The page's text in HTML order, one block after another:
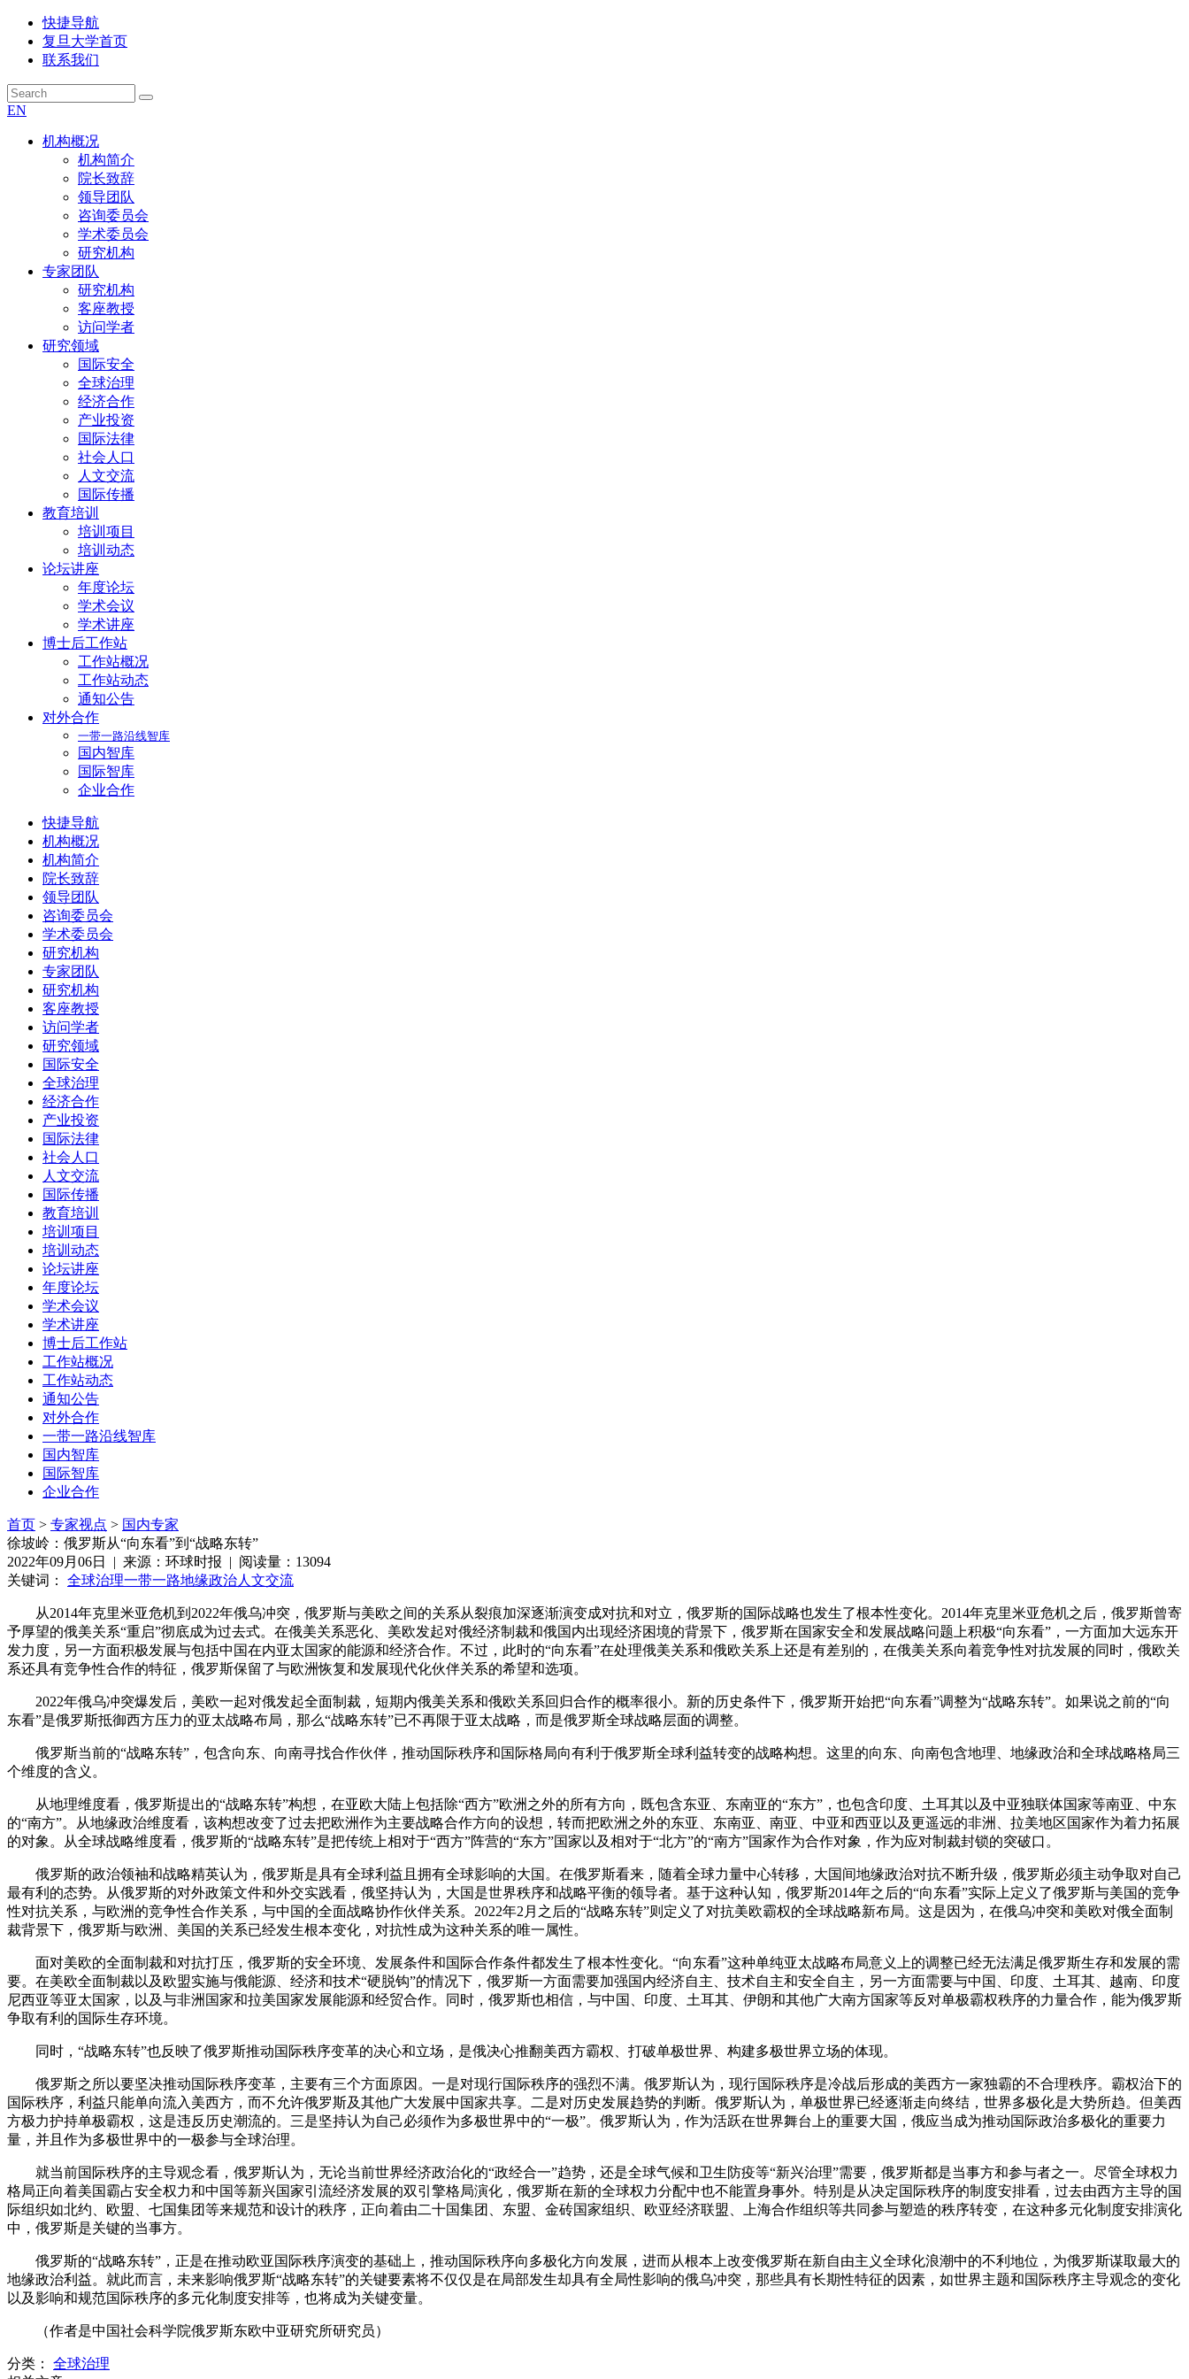
快捷导航
复旦大学首页
联系我们
EN
机构概况
机构简介
院长致辞
领导团队
咨询委员会
学术委员会
研究机构
专家团队
研究机构
客座教授
访问学者
研究领域
国际安全
全球治理
经济合作
产业投资
国际法律
社会人口
人文交流
国际传播
教育培训
培训项目
培训动态
论坛讲座
年度论坛
学术会议
学术讲座
博士后工作站
工作站概况
工作站动态
通知公告
对外合作
一带一路沿线智库
国内智库
国际智库
企业合作
快捷导航
机构概况
机构简介
院长致辞
领导团队
咨询委员会
学术委员会
研究机构
专家团队
研究机构
客座教授
访问学者
研究领域
国际安全
全球治理
经济合作
产业投资
国际法律
社会人口
人文交流
国际传播
教育培训
培训项目
培训动态
论坛讲座
年度论坛
学术会议
学术讲座
博士后工作站
工作站概况
工作站动态
通知公告
对外合作
一带一路沿线智库
国内智库
国际智库
企业合作
首页 > 专家视点 > 国内专家
徐坡岭：俄罗斯从“向东看”到“战略东转”
2022年09月06日 | 来源：环球时报 | 阅读量：13094
关键词： 全球治理一带一路地缘政治人文交流
从2014年克里米亚危机到2022年俄乌冲突，俄罗斯与美欧之间的关系从裂痕加深逐渐演变成对抗和对立，俄罗斯的国际战略也发生了根本性变化。2014年克里米亚危机之后，俄罗斯曾寄
予厚望的俄美关系“重启”彻底成为过去式。在俄美关系恶化、美欧发起对俄经济制裁和俄国内出现经济困境的背景下，俄罗斯在国家安全和发展战略问题上积极“向东看”，一方面加大远东开
发力度，另一方面积极发展与包括中国在内亚太国家的能源和经济合作。不过，此时的“向东看”在处理俄美关系和俄欧关系上还是有差别的，在俄美关系向着竞争性对抗发展的同时，俄欧关
系还具有竞争性合作的特征，俄罗斯保留了与欧洲恢复和发展现代化伙伴关系的希望和选项。
2022年俄乌冲突爆发后，美欧一起对俄发起全面制裁，短期内俄美关系和俄欧关系回归合作的概率很小。新的历史条件下，俄罗斯开始把“向东看”调整为“战略东转”。如果说之前的“向
东看”是俄罗斯抵御西方压力的亚太战略布局，那么“战略东转”已不再限于亚太战略，而是俄罗斯全球战略层面的调整。
俄罗斯当前的“战略东转”，包含向东、向南寻找合作伙伴，推动国际秩序和国际格局向有利于俄罗斯全球利益转变的战略构想。这里的向东、向南包含地理、地缘政治和全球战略格局三
个维度的含义。
从地理维度看，俄罗斯提出的“战略东转”构想，在亚欧大陆上包括除“西方”欧洲之外的所有方向，既包含东亚、东南亚的“东方”，也包含印度、土耳其以及中亚独联体国家等南亚、中东
的“南方”。从地缘政治维度看，该构想改变了过去把欧洲作为主要战略合作方向的设想，转而把欧洲之外的东亚、东南亚、南亚、中亚和西亚以及更遥远的非洲、拉美地区国家作为着力拓展
的对象。从全球战略维度看，俄罗斯的“战略东转”是把传统上相对于“西方”阵营的“东方”国家以及相对于“北方”的“南方”国家作为合作对象，作为应对制裁封锁的突破口。
俄罗斯的政治领袖和战略精英认为，俄罗斯是具有全球利益且拥有全球影响的大国。在俄罗斯看来，随着全球力量中心转移，大国间地缘政治对抗不断升级，俄罗斯必须主动争取对自己
最有利的态势。从俄罗斯的对外政策文件和外交实践看，俄坚持认为，大国是世界秩序和战略平衡的领导者。基于这种认知，俄罗斯2014年之后的“向东看”实际上定义了俄罗斯与美国的竞争
性对抗关系，与欧洲的竞争性合作关系，与中国的全面战略协作伙伴关系。2022年2月之后的“战略东转”则定义了对抗美欧霸权的全球战略新布局。这是因为，在俄乌冲突和美欧对俄全面制
裁背景下，俄罗斯与欧洲、美国的关系已经发生根本变化，对抗性成为这种关系的唯一属性。
面对美欧的全面制裁和对抗打压，俄罗斯的安全环境、发展条件和国际合作条件都发生了根本性变化。“向东看”这种单纯亚太战略布局意义上的调整已经无法满足俄罗斯生存和发展的需
要。在美欧全面制裁以及欧盟实施与俄能源、经济和技术“硬脱钩”的情况下，俄罗斯一方面需要加强国内经济自主、技术自主和安全自主，另一方面需要与中国、印度、土耳其、越南、印度
尼西亚等亚太国家，以及与非洲国家和拉美国家发展能源和经贸合作。同时，俄罗斯也相信，与中国、印度、土耳其、伊朗和其他广大南方国家等反对单极霸权秩序的力量合作，能为俄罗斯
争取有利的国际生存环境。
同时，“战略东转”也反映了俄罗斯推动国际秩序变革的决心和立场，是俄决心推翻美西方霸权、打破单极世界、构建多极世界立场的体现。
俄罗斯之所以要坚决推动国际秩序变革，主要有三个方面原因。一是对现行国际秩序的强烈不满。俄罗斯认为，现行国际秩序是冷战后形成的美西方一家独霸的不合理秩序。霸权治下的
国际秩序，利益只能单向流入美西方，而不允许俄罗斯及其他广大发展中国家共享。二是对历史发展趋势的判断。俄罗斯认为，单极世界已经逐渐走向终结，世界多极化是大势所趋。但美西
方极力护持单极霸权，这是违反历史潮流的。三是坚持认为自己必须作为多极世界中的“一极”。俄罗斯认为，作为活跃在世界舞台上的重要大国，俄应当成为推动国际政治多极化的重要力
量，并且作为多极世界中的一极参与全球治理。
就当前国际秩序的主导观念看，俄罗斯认为，无论当前世界经济政治化的“政经合一”趋势，还是全球气候和卫生防疫等“新兴治理”需要，俄罗斯都是当事方和参与者之一。尽管全球权力
格局正向着美国霸占安全权力和中国等新兴国家引流经济发展的双引擎格局演化，俄罗斯在新的全球权力分配中也不能置身事外。特别是从决定国际秩序的制度安排看，过去由西方主导的国
际组织如北约、欧盟、七国集团等来规范和设计的秩序，正向着由二十国集团、东盟、金砖国家组织、欧亚经济联盟、上海合作组织等共同参与塑造的秩序转变，在这种多元化制度安排演化
中，俄罗斯是关键的当事方。
俄罗斯的“战略东转”，正是在推动欧亚国际秩序演变的基础上，推动国际秩序向多极化方向发展，进而从根本上改变俄罗斯在新自由主义全球化浪潮中的不利地位，为俄罗斯谋取最大的
地缘政治利益。就此而言，未来影响俄罗斯“战略东转”的关键要素将不仅仅是在局部发生却具有全局性影响的俄乌冲突，那些具有长期性特征的因素，如世界主题和国际秩序主导观念的变化
以及影响和规范国际秩序的多元化制度安排等，也将成为关键变量。
（作者是中国社会科学院俄罗斯东欧中亚研究所研究员）
分类： 全球治理